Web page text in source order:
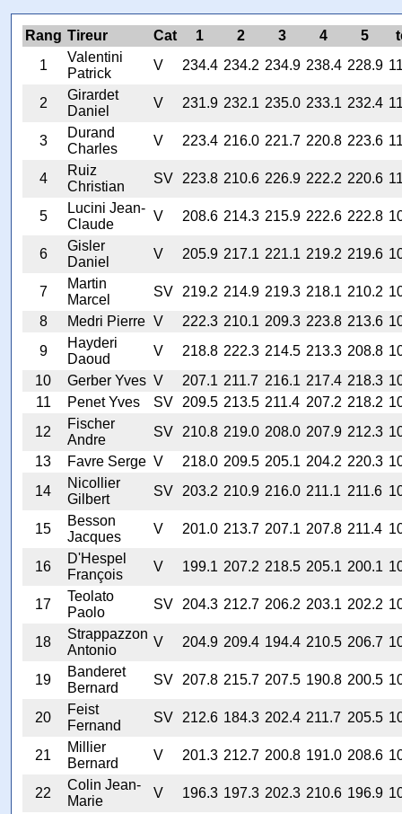
Rang Tireur Cat 1 2 3 4 5
1
Valentini
Patrick
V 234.4 234.2 234.9 238.4 228.9
2
Girardet
Daniel
V 231.9 232.1 235.0 233.1 232.4
3
Durand
Charles
V 223.4 216.0 221.7 220.8 223.6
4
Ruiz
Christian
SV 223.8 210.6 226.9 222.2 220.6
5
Lucini Jean-
Claude
V 208.6 214.3 215.9 222.6 222.8
6
Gisler
Daniel
V 205.9 217.1 221.1 219.2 219.6
7
Martin
Marcel
SV 219.2 214.9 219.3 218.1 210.2
8
Medri Pierre V 222.3 210.1 209.3 223.8 213.6
9
Hayderi
Daoud
V 218.8 222.3 214.5 213.3 208.8
10
Gerber Yves V 207.1 211.7 216.1 217.4 218.3
11
Penet Yves SV 209.5 213.5 211.4 207.2 218.2
12
Fischer
Andre
SV 210.8 219.0 208.0 207.9 212.3
13
Favre Serge V 218.0 209.5 205.1 204.2 220.3
14
Nicollier
Gilbert
SV 203.2 210.9 216.0 211.1 211.6
15
Besson
Jacques
V 201.0 213.7 207.1 207.8 211.4
16
D'Hespel
François
V 199.1 207.2 218.5 205.1 200.1
17
Teolato
Paolo
SV 204.3 212.7 206.2 203.1 202.2
18
Strappazzon
Antonio
V 204.9 209.4 194.4 210.5 206.7
19
Banderet
Bernard
SV 207.8 215.7 207.5 190.8 200.5
20
Feist
Fernand
SV 212.6 184.3 202.4 211.7 205.5
21
Millier
Bernard
V 201.3 212.7 200.8 191.0 208.6
22
Colin Jean-
Marie
V 196.3 197.3 202.3 210.6 196.9